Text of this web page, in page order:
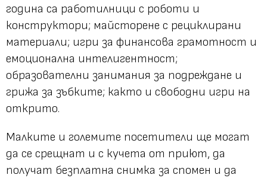
година са работилници с роботи и
конструктори; майсторене с рециклирани
материали; игри за финансова грамотност и
емоционална интелигентност;
образователни занимания за подреждане и
грижа за зъбките; както и свободни игри на
открито.
Малките и големите посетители ще могат
да се срещнат и с кучета от приют, да
получат безплатна снимка за спомен и да